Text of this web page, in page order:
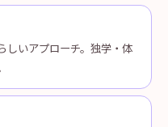
しいアプローチ。独学・体